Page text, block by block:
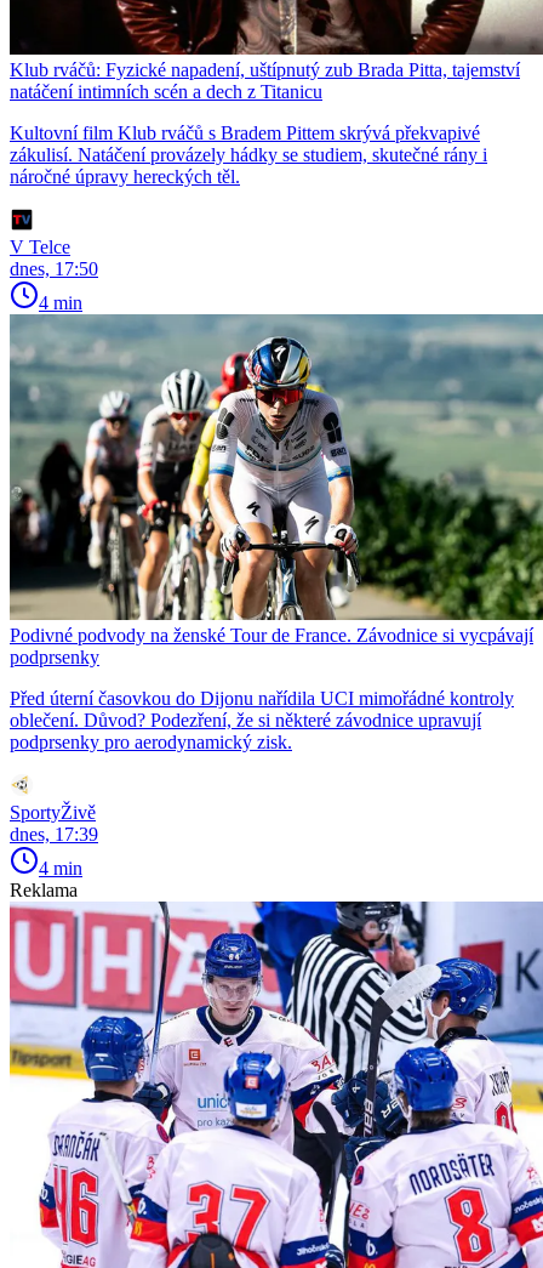
Klub rváčů: Fyzické napadení, uštípnutý zub Brada Pitta, tajemství
natáčení intimních scén a dech z Titanicu
Kultovní film Klub rváčů s Bradem Pittem skrývá překvapivé
zákulisí. Natáčení provázely hádky se studiem, skutečné rány i
náročné úpravy hereckých těl.
V Telce
dnes, 17:50
4 min
Podivné podvody na ženské Tour de France. Závodnice si vycpávají
podprsenky
Před úterní časovkou do Dijonu nařídila UCI mimořádné kontroly
oblečení. Důvod? Podezření, že si některé závodnice upravují
podprsenky pro aerodynamický zisk.
SportyŽivě
dnes, 17:39
4 min
Reklama